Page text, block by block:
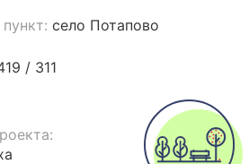
село Потапово
/ 311